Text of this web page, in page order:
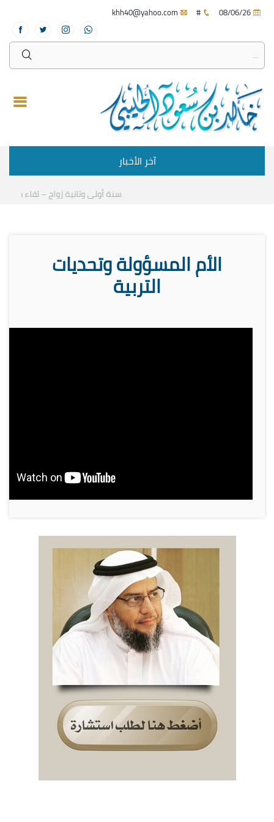
#
آخر الأخبار
سنة أولى وثانية زواج – لقاء مع
الأم المسؤولة وتحديات
التربية